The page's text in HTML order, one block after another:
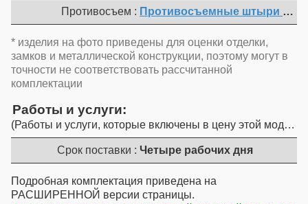
Противосъем : Противосъемные штыри на
* изделия на фото приведены для оценки отделки,
замков и металлической конструкции, поэтому могут в
точности не соответствовать рассчитанной
комплектации
Работы и услуги
Работы и услуги, которые включены в цену этой модели
Срок поставки : Четыре рабочих дня
Подробная комплектация приведена на
РАСШИРЕННОЙ версии страницы.